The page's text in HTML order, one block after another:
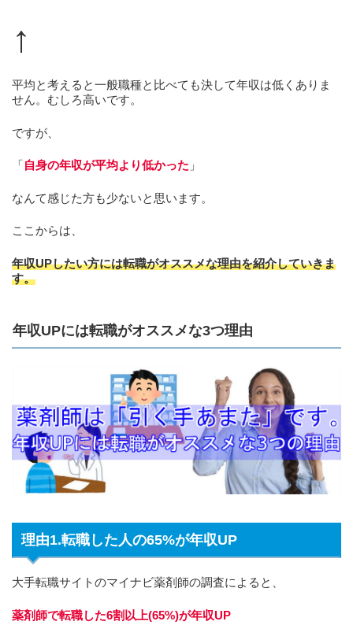
↑
平均と考えると一般職種と比べても決して年収は低くありま
せん。むしろ高いです。
ですが、
「自身の年収が平均より低かった 」
なんて感じた方も少ないと思います。
ここからは、
年収UPしたい方には転職がオススメな理由を紹介していきま
す。
年収UPには転職がオススメな3つ理由
理由1.転職した人の65%が年収UP
大手転職サイトのマイナビ薬剤師の調査によると、
薬剤師で転職した6割以上(65%)が年収UP